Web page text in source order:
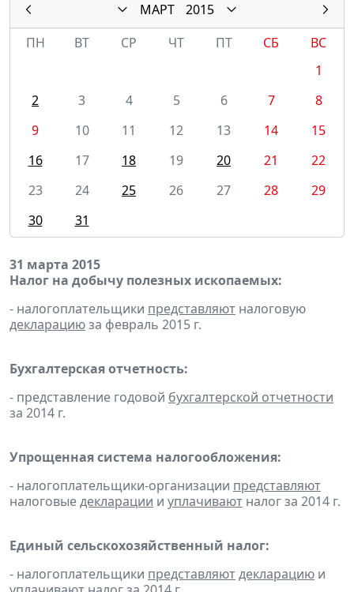
МАРТ
2015
ПН
ВТ СР ЧТ ПТ СБ
ВС
1
2
3 4 5 6 7
8
9
10 11 12 13 14
15
16
17 18 19 20 21
22
23
24 25 26 27 28
29
30
31
31 марта 2015
Налог на добычу полезных ископаемых:
- налогоплательщики представляют налоговую
декларациюза февраль 2015 г.
Бухгалтерская отчетность:
- представление годовой бухгалтерской отчетности
за 2014 г.
Упрощенная система налогообложения:
- налогоплательщики-организации представляют
налоговыедекларации и уплачивают налог за 2014 г.
Единый сельскохозяйственный налог:
- налогоплательщики представляютдекларацию и